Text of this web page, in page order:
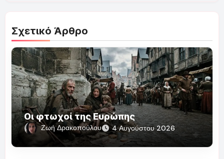
Σχετικό Άρθρο
Οι φτωχοί της Ευρώπης
Ζωή Δρακοπούλου 4 Αυγούστου 2026